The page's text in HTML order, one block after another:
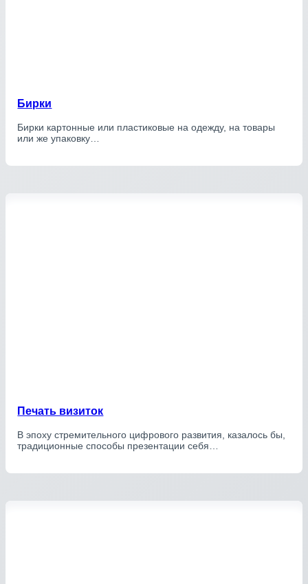
Бирки
Бирки картонные или пластиковые на одежду, на товары
или же упаковку…
Печать визиток
В эпоху стремительного цифрового развития, казалось бы,
традиционные способы презентации себя…